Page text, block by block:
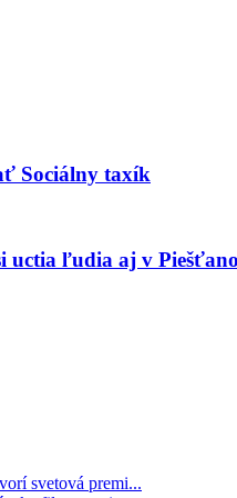
Sociálny taxík
uctia ľudia aj v
svetová premi...